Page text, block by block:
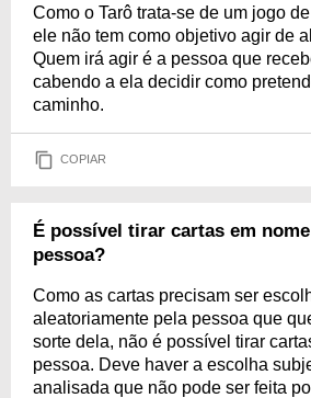
Como o Tarô trata-se de um jogo
ele não tem como objetivo agir de
Quem irá agir é a pessoa que
cabendo a ela decidir como
caminho.
COPIAR
É possível tirar cartas em
pessoa?
Como as cartas precisam ser
aleatoriamente pela pessoa que
sorte dela, não é possível tirar
pessoa. Deve haver a escolha
analisada que não pode ser feita